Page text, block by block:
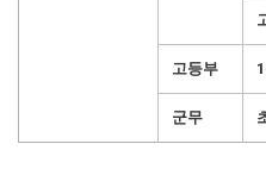
고등부
군무